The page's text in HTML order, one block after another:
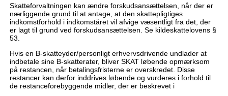
Skatteforvaltningen kan ændre forskudsansættelsen, når der er
nærliggende grund til at antage, at den skattepligtiges
indkomstforhold i indkomståret vil afvige væsentligt fra det, der
er lagt til grund ved forskudsansættelsen. Se kildeskattelovens §
53.
Hvis en B-skatteyder/personligt erhvervsdrivende undlader at
indbetale sine B-skatterater, bliver SKAT løbende opmærksom
på restancen, når betalingsfristerne er overskredet. Disse
restancer kan derfor inddrives løbende og vurderes i forhold til
de restanceforebyggende midler, der er beskrevet i